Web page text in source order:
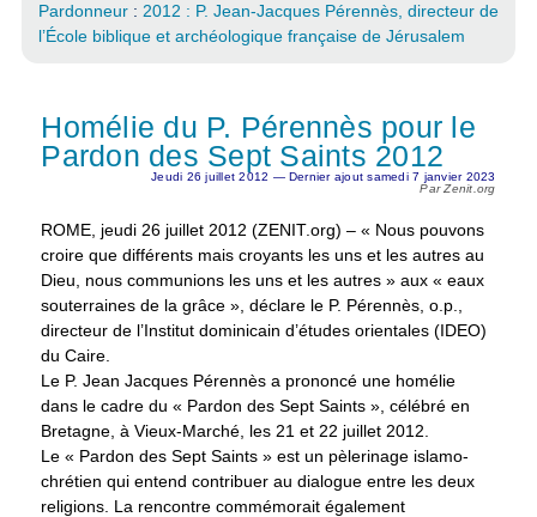
Pardonneur: 2012 : P. Jean-Jacques Pérennès, directeur de
l’École biblique et archéologique française de Jérusalem
Homélie du P. Pérennès pour le
Pardon des Sept Saints 2012
Jeudi 26 juillet 2012 — Dernier ajout samedi 7 janvier 2023
Par Zenit.org
ROME, jeudi 26 juillet 2012 (ZENIT.org) – « Nous pouvons
croire que différents mais croyants les uns et les autres au
Dieu, nous communions les uns et les autres » aux « eaux
souterraines de la grâce », déclare le P. Pérennès, o.p.,
directeur de l’Institut dominicain d’études orientales (IDEO)
du Caire.
Le P. Jean Jacques Pérennès a prononcé une homélie
dans le cadre du « Pardon des Sept Saints », célébré en
Bretagne, à Vieux-Marché, les 21 et 22 juillet 2012.
Le « Pardon des Sept Saints » est un pèlerinage islamo-
chrétien qui entend contribuer au dialogue entre les deux
religions. La rencontre commémorait également